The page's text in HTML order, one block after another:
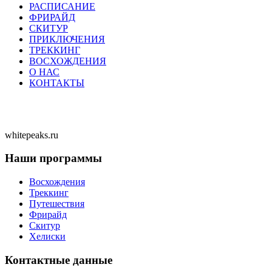
РАСПИСАНИЕ
ФРИРАЙД
СКИТУР
ПРИКЛЮЧЕНИЯ
ТРЕККИНГ
ВОСХОЖДЕНИЯ
О НАС
КОНТАКТЫ
whitepeaks.ru
Наши программы
Восхождения
Треккинг
Путешествия
Фрирайд
Скитур
Хелиски
Контактные данные